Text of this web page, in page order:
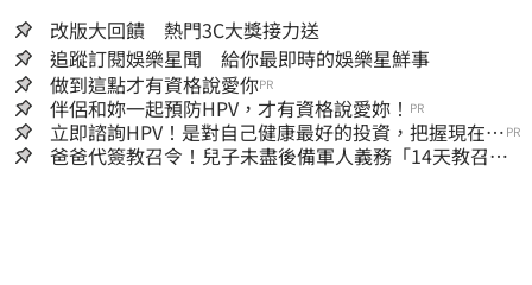
改版大回饋 熱門3C大獎接力送
追蹤訂閱娛樂星聞 給你最即時的娛樂星鮮事
做到這點才有資格說愛你PR
伴侶和妳一起預防HPV，才有資格說愛妳！ PR
立即諮詢HPV！是對自己健康最好的投資，把握現在不
嫌晚！
PR
爸爸代簽教召令！兒子未盡後備軍人義務「14天教召不